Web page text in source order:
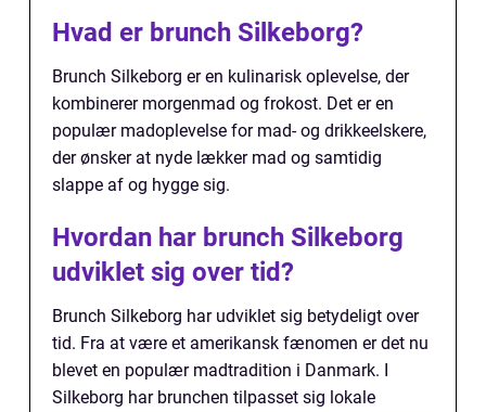
Hvad er brunch Silkeborg?
Brunch Silkeborg er en kulinarisk oplevelse, der
kombinerer morgenmad og frokost. Det er en
populær madoplevelse for mad- og drikkeelskere,
der ønsker at nyde lækker mad og samtidig
slappe af og hygge sig.
Hvordan har brunch Silkeborg
udviklet sig over tid?
Brunch Silkeborg har udviklet sig betydeligt over
tid. Fra at være et amerikansk fænomen er det nu
blevet en populær madtradition i Danmark. I
Silkeborg har brunchen tilpasset sig lokale